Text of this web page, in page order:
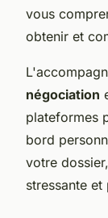
vous
obtenir et
négociation
plateformes
bord
votre
stressante et